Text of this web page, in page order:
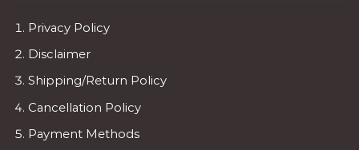
Privacy Policy
Disclaimer
Shipping/Return Policy
Cancellation Policy
Payment Methods